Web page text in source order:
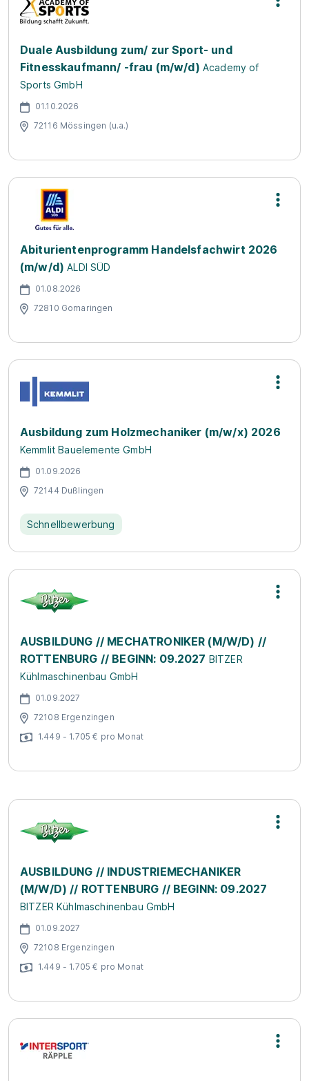
Duale Ausbildung zum/ zur Sport- und
Fitnesskaufmann/ -frau (m/w/d) Academy of
Sports GmbH
01.10.2026
72116 Mössingen (u.a.)
Abiturientenprogramm Handelsfachwirt 2026
(m/w/d) ALDI SÜD
01.08.2026
72810 Gomaringen
Ausbildung zum Holzmechaniker (m/w/x) 2026
Kemmlit Bauelemente GmbH
01.09.2026
72144 Dußlingen
Schnellbewerbung
AUSBILDUNG // MECHATRONIKER (M/W/D) //
ROTTENBURG // BEGINN: 09.2027 BITZER
Kühlmaschinenbau GmbH
01.09.2027
72108 Ergenzingen
1.449 - 1.705 € pro Monat
AUSBILDUNG // INDUSTRIEMECHANIKER
(M/W/D) // ROTTENBURG // BEGINN: 09.2027
BITZER Kühlmaschinenbau GmbH
01.09.2027
72108 Ergenzingen
1.449 - 1.705 € pro Monat